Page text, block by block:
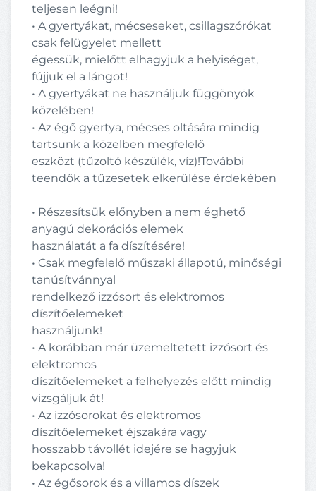
teljesen leégni!
• A gyertyákat, mécseseket, csillagszórókat
csak felügyelet mellett
égessük, mielőtt elhagyjuk a helyiséget,
fújjuk el a lángot!
• A gyertyákat ne használjuk függönyök
közelében!
• Az égő gyertya, mécses oltására mindig
tartsunk a közelben megfelelő
eszközt (tűzoltó készülék, víz)!További
teendők a tűzesetek elkerülése érdekében
• Részesítsük előnyben a nem éghető
anyagú dekorációs elemek
használatát a fa díszítésére!
• Csak megfelelő műszaki állapotú, minőségi
tanúsítvánnyal
rendelkező izzósort és elektromos
díszítőelemeket
használjunk!
• A korábban már üzemeltetett izzósort és
elektromos
díszítőelemeket a felhelyezés előtt mindig
vizsgáljuk át!
• Az izzósorokat és elektromos
díszítőelemeket éjszakára vagy
hosszabb távollét idejére se hagyjuk
bekapcsolva!
• Az égősorok és a villamos díszek